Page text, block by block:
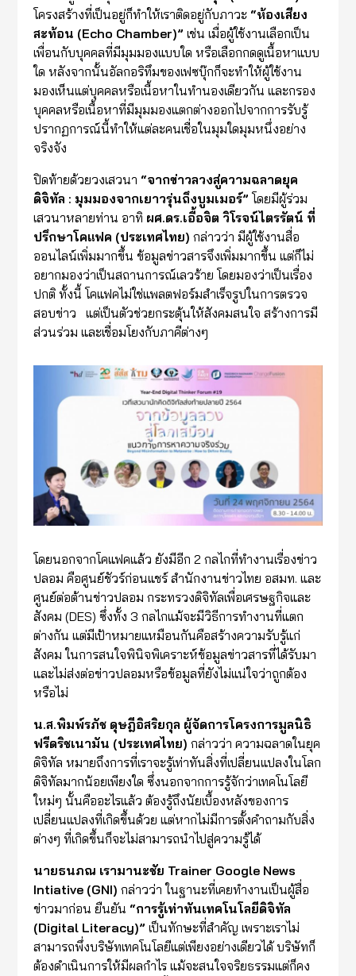
โครงสร้างที่เป็นอยู่ก็ทำให้เราติดอยู่กับภาวะ “ห้องเสียง
สะท้อน (Echo Chamber)” เช่น เมื่อผู้ใช้งานเลือกเป็น
เพื่อนกับบุคคลที่มีมุมมองแบบใด หรือเลือกกดดูเนื้อหาแบบ
ใด หลังจากนั้นอัลกอริทึมของเฟซบุ๊กก็จะทำให้ผู้ใช้งาน
มองเห็นแต่บุคคลหรือเนื้อหาในทำนองเดียวกัน และกรอง
บุคคลหรือเนื้อหาที่มีมุมมองแตกต่างออกไปจากการรับรู้
ปรากฏการณ์นี้ทำให้แต่ละคนเชื่อในมุมใดมุมหนึ่งอย่าง
จริงจัง
ปิดท้ายด้วยวงเสวนา “จากข่าวลวงสู่ความฉลาดยุค
ดิจิทัล : มุมมองจากเยาวรุ่นถึงบูมเมอร์” โดยมีผู้ร่วม
เสวนาหลายท่าน อาทิ ผศ.ดร.เอื้อจิต วิโรจน์ไตรรัตน์ ที่
ปรึกษาโคแฟค (ประเทศไทย) กล่าวว่า มีผู้ใช้งานสื่อ
ออนไลน์เพิ่มมากขึ้น ข้อมูลข่าวสารจึงเพิ่มมากขึ้น แต่ก็ไม่
อยากมองว่าเป็นสถานการณ์เลวร้าย โดยมองว่าเป็นเรื่อง
ปกติ ทั้งนี้ โคแฟคไม่ใช่แพลตฟอร์มสำเร็จรูปในการตรวจ
สอบข่าว แต่เป็นตัวช่วยกระตุ้นให้สังคมสนใจ สร้างการมี
ส่วนร่วม และเชื่อมโยงกับภาคีต่างๆ
โดยนอกจากโคแฟคแล้ว ยังมีอีก 2 กลไกที่ทำงานเรื่องข่าว
ปลอม คือศูนย์ชัวร์ก่อนแชร์ สำนักงานข่าวไทย อสมท. และ
ศูนย์ต่อต้านข่าวปลอม กระทรวงดิจิทัลเพื่อเศรษฐกิจและ
สังคม (DES) ซึ่งทั้ง 3 กลไกแม้จะมีวิธีการทำงานที่แตก
ต่างกัน แต่มีเป้าหมายแหมือนกันคือสร้างความรับรู้แก่
สังคม ในการสนใจพินิจพิเคราะห์ข้อมูลข่าวสารที่ได้รับมา
และไม่ส่งต่อข่าวปลอมหรือข้อมูลที่ยังไม่แน่ใจว่าถูกต้อง
หรือไม่
น.ส.พิมพ์รภัช ดุษฎีอิสริยกุล ผู้จัดการโครงการมูลนิธิ
ฟรีดริชเนามัน (ประเทศไทย) กล่าวว่า ความฉลาดในยุค
ดิจิทัล หมายถึงการที่เราจะรู้เท่าทันสิ่งที่เปลี่ยนแปลงในโลก
ดิจิทัลมากน้อยเพียงใด ซึ่งนอกจากการรู้จักว่าเทคโนโลยี
ใหม่ๆ นั้นคืออะไรแล้ว ต้องรู้ถึงนัยเบื้องหลังของการ
เปลี่ยนแปลงที่เกิดขึ้นด้วย แต่หากไม่มีการตั้งคำถามกับสิ่ง
ต่างๆ ที่เกิดขึ้นก็จะไม่สามารถนำไปสู่ความรู้ได้
นายธนภณ เรามานะชัย Trainer Google News
Intiative (GNI) กล่าวว่า ในฐานะที่เคยทำงานเป็นผู้สื่อ
ข่าวมาก่อน ยืนยัน “การรู้เท่าทันเทคโนโลยีดิจิทัล
(Digital Literacy)” เป็นทักษะที่สำคัญ เพราะเราไม่
สามารถพึ่งบริษัทเทคโนโลยีแต่เพียงอย่างเดียวได้ บริษัทก็
ต้องดำเนินการให้มีผลกำไร แม้จะสนใจจริยธรรมแต่ก็คง